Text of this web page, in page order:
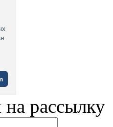
на рассылку